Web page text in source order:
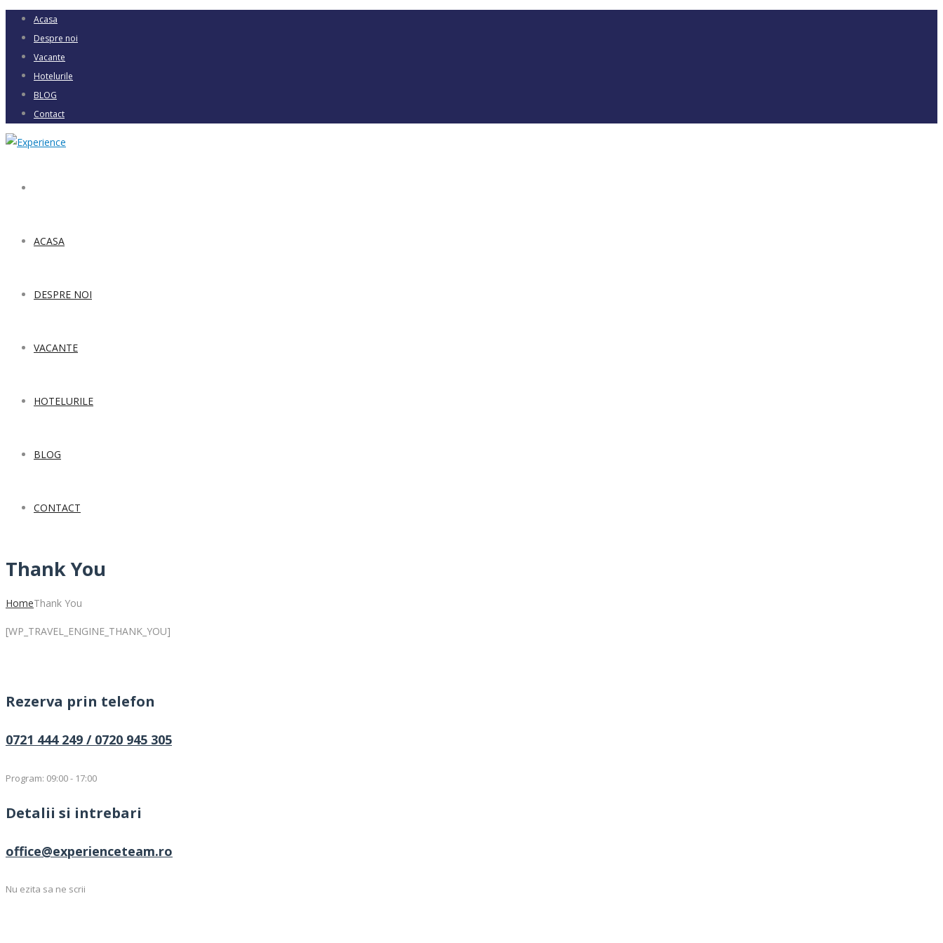
Acasa
Despre noi
Vacante
Hotelurile
BLOG
Contact
ACASA
DESPRE NOI
VACANTE
HOTELURILE
BLOG
CONTACT
Thank You
HomeThank You
[WP_TRAVEL_ENGINE_THANK_YOU]
Rezerva prin telefon
0721 444 249 / 0720 945 305
Program: 09:00 - 17:00
Detalii si intrebari
office@experienceteam.ro
Nu ezita sa ne scrii